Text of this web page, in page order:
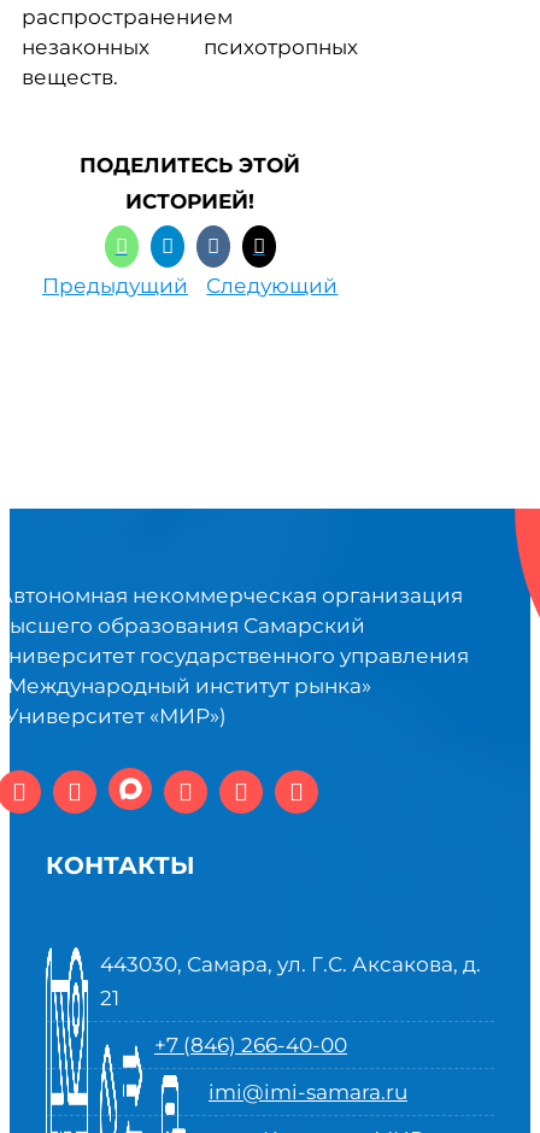
распространением
незаконных психотропных
веществ.
ПОДЕЛИТЕСЬ ЭТОЙ
ИСТОРИЕЙ!
Предыдущий Следующий
некоммерческая организация
образования Самарский
государственного управления
институт рынка»
«МИР»)
КОНТАКТЫ
443030, Самара, ул. Г.С. Аксакова, д.
21
+7 (846) 266-40-00
imi@imi-samara.ru